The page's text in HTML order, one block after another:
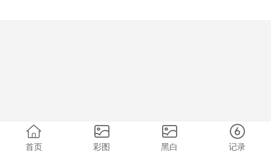
首页 彩图 黑白 记录